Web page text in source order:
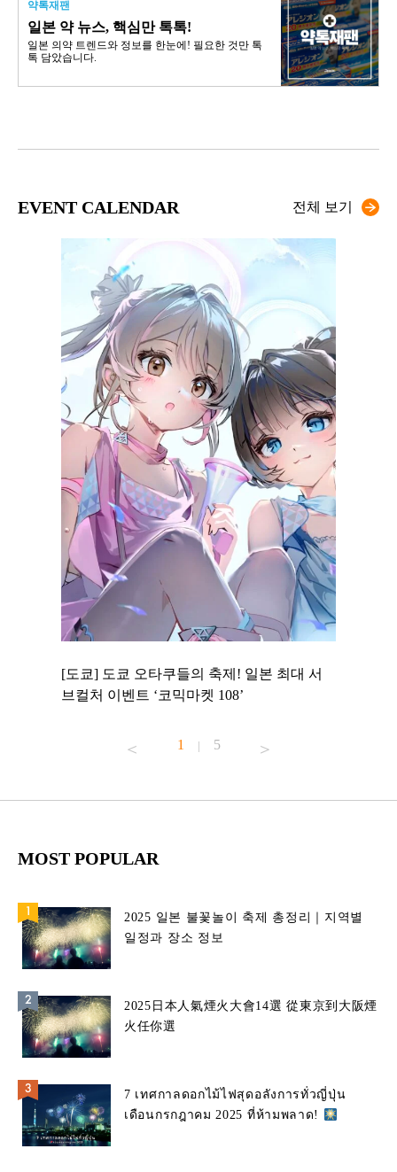
약톡재팬
일본 약 뉴스, 핵심만 톡톡!
일본 의약 트렌드와 정보를 한눈에! 필요한 것만 톡
톡 담았습니다.
EVENT CALENDAR 전체 보기
[도쿄] 도쿄 오타쿠들의 축제! 일본 최대 서
브컬처 이벤트 ‘코믹마켓 108’
1 | 5
MOST POPULAR
2025 일본 불꽃놀이 축제 총정리｜지역별
일정과 장소 정보
2025日本人氣煙火大會14選 從東京到大阪煙
火任你選
7 เทศกาลดอกไม้ไฟสุดอลังการทั่วญี่ปุ่น
เดือนกรกฎาคม 2025 ที่ห้ามพลาด!